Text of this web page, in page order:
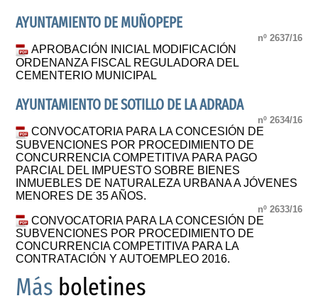
AYUNTAMIENTO DE MUÑOPEPE
nº 2637/16
APROBACIÓN INICIAL MODIFICACIÓN
ORDENANZA FISCAL REGULADORA DEL
CEMENTERIO MUNICIPAL
AYUNTAMIENTO DE SOTILLO DE LA ADRADA
nº 2634/16
CONVOCATORIA PARA LA CONCESIÓN DE
SUBVENCIONES POR PROCEDIMIENTO DE
CONCURRENCIA COMPETITIVA PARA PAGO
PARCIAL DEL IMPUESTO SOBRE BIENES
INMUEBLES DE NATURALEZA URBANA A JÓVENES
MENORES DE 35 AÑOS.
nº 2633/16
CONVOCATORIA PARA LA CONCESIÓN DE
SUBVENCIONES POR PROCEDIMIENTO DE
CONCURRENCIA COMPETITIVA PARA LA
CONTRATACIÓN Y AUTOEMPLEO 2016.
Más boletines